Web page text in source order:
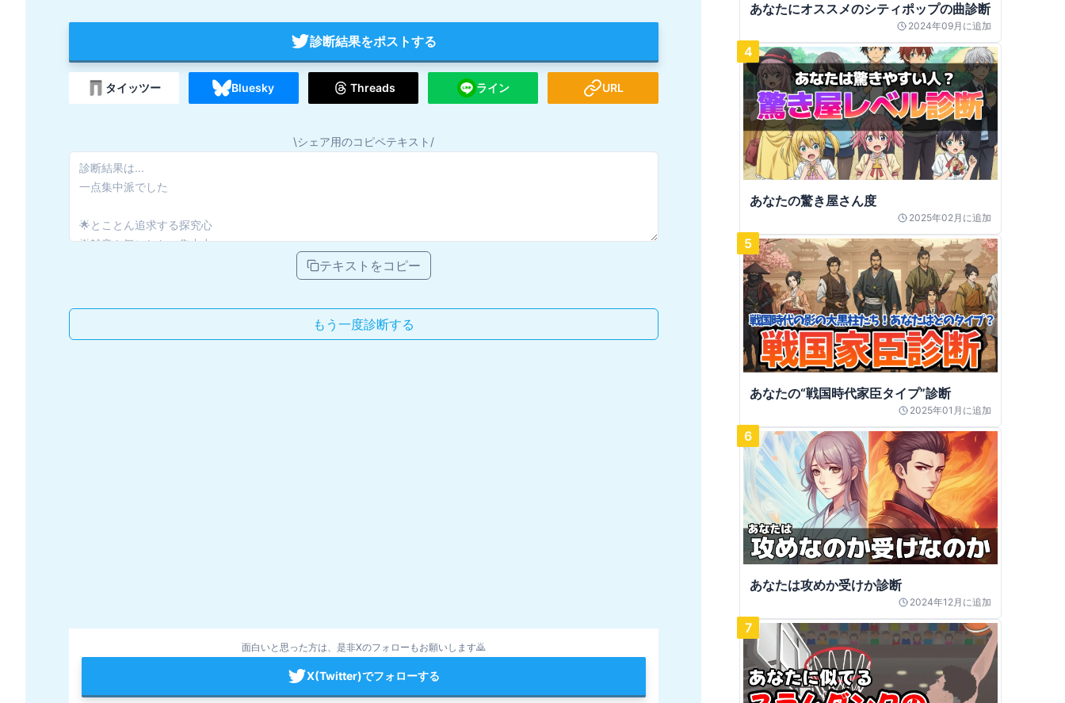
診断結果をポストする
タイッツー Bluesky Threads ライン URL
\シェア用のコピペテキスト/
テキストをコピー
もう一度診断する
面白いと思った方は、是非Xのフォローもお願いします🙇
X(Twitter)でフォローする
あなたにオススメのシティポップの曲診断
2024年09月 に追加
4
あなたの驚き屋さん度
2025年02月 に追加
5
あなたの“戦国時代家臣タイプ”診断
2025年01月 に追加
6
あなたは攻めか受けか診断
2024年12月 に追加
7